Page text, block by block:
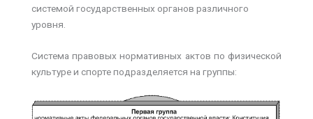
системой государственных органов различного
уровня.
Система правовых нормативных актов по физической
культуре и спорте подразделяется на группы: